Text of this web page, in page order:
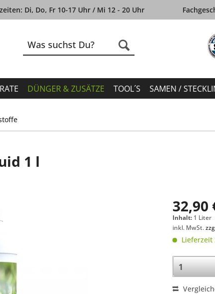
Di, Do, Fr 10-17 Uhr / Mi 12 - 20 Uhr
DÜNGER & ZUSÄTZE TOOL´S SAMEN /
1 l
Inhalt: 1 Liter
inkl. MwSt.
Lieferzeit